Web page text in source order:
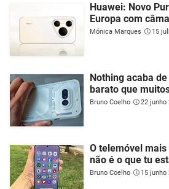
Huawei: Novo
Europa com
Mónica Marques 15
Nothing acaba
barato que
Bruno Coelho 22 junho
O telemóvel
não é o que tu
Bruno Coelho 15 junho